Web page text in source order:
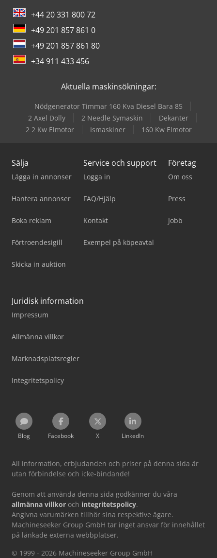
+44 20 331 800 72
+49 201 857 861 0
+49 201 857 861 80
+34 911 433 456
Aktuella maskinsökningar:
Nödgenerator Timmar 160 Kva Diesel Bara 85
2 Axel Dolly
2 Needle Symaskin
Dekanter
2 2 Kw Elmotor
Ismaskiner 160 Kw Elmotor
Sälja
Lägga in annonser
Hantera annonser
Boka reklam
Förtroendesigill
Skicka in auktion
Service och support
Logga in
FAQ/Hjälp
Kontakt
Exempel på köpeavtal
Företag
Om oss
Press
Jobb
Juridisk information
Impressum
Allmänna villkor
Marknadsplatsregler
Integritetspolicy
Blog Facebook X LinkedIn
All information, erbjudanden och priser på denna sida är
utan förbindelse och icke-bindande!
Genom att använda denna sida godkänner du våra
allmänna villkor och integritetspolicy.
Angivna varumärken tillhör sina respektive ägare.
Machineseeker Group GmbH tar inget ansvar för innehållet
på länkade externa webbplatser.
© 1999 - 2026 Machineseeker Group GmbH